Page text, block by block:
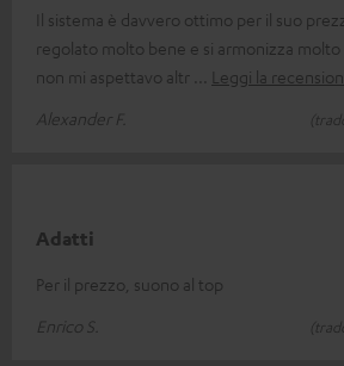
Il sistema è davvero ottimo per il suo
regolato molto bene e si armonizza
non mi aspettavo altr
Leggi la
Alexander F.
Adatti
Per il prezzo, suono al top
Enrico S.